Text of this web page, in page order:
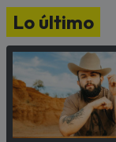
Lo último